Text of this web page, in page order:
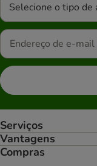
Selecione o tipo de
Serviços
Vantagens
Compras